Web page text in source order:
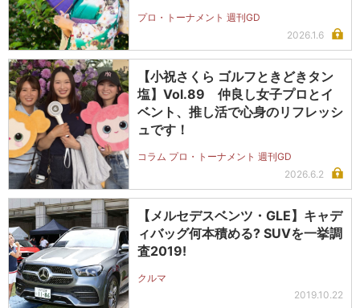
プロ・トーナメント 週刊GD
2026.1.6
【小祝さくら ゴルフときどきタン
塩】Vol.89 仲良し女子プロとイ
ベント、推し活で心身のリフレッシ
ュです！
コラム プロ・トーナメント 週刊GD
2026.6.2
【メルセデスベンツ・GLE】キャデ
ィバッグ何本積める? SUVを一挙調
査2019!
クルマ
2019.10.22